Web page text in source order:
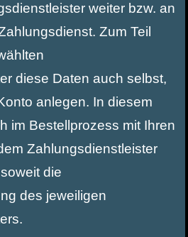
weiter bzw. an
Zum Teil
diese Daten auch selbst,
anlegen. In diesem
im Bestellprozess mit Ihren
Zahlungsdienstleister
die
des jeweiligen